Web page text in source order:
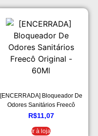
[ENCERRADA] Bloqueador De
Odores Sanitários Freecô
Original – 60Ml
R$11,07
Ir à loja